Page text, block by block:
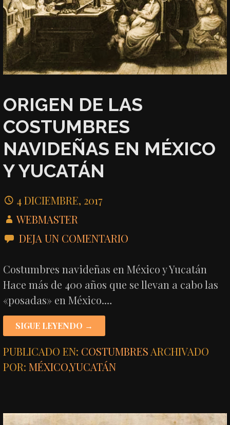
ORIGEN DE LAS
COSTUMBRES
NAVIDEÑAS EN MÉXICO
Y YUCATÁN
4 DICIEMBRE, 2017
WEBMASTER
DEJA UN COMENTARIO
Costumbres navideñas en México y Yucatán
Hace más de 400 años que se llevan a cabo las
«posadas» en México.…
SIGUE LEYENDO →
PUBLICADO EN: COSTUMBRES ARCHIVADO
POR:MÉXICO,YUCATÁN